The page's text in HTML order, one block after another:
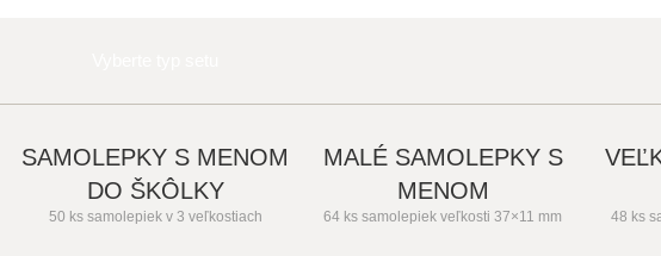
SAMOLEPKY S MENOM
DO ŠKÔLKY
50 ks samolepiek v 3 veľkostiach
MALÉ SAMOLEPKY S
MENOM
64 ks samolepiek veľkosti 37×11 mm 48 ks